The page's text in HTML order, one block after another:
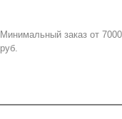
Минимальный заказ от 7000
руб.